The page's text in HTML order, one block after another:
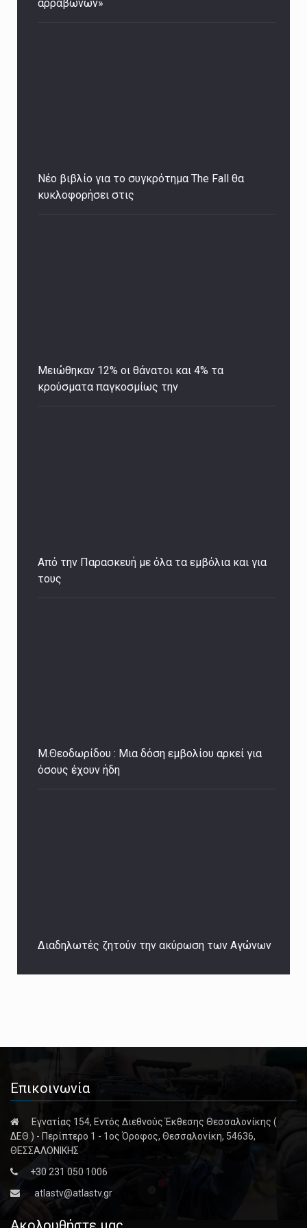
αρραβώνων»
Νέο βιβλίο για το συγκρότημα The Fall θα
κυκλοφορήσει στις
Μειώθηκαν 12% οι θάνατοι και 4% τα
κρούσματα παγκοσμίως την
Από την Παρασκευή με όλα τα εμβόλια και για
τους
Μ.Θεοδωρίδου : Μια δόση εμβολίου αρκεί για
όσους έχουν ήδη
Διαδηλωτές ζητούν την ακύρωση των Αγώνων
Επικοινωνία
Εγνατίας 154, Εντός Διεθνούς Έκθεσης Θεσσαλονίκης (
ΔΕΘ ) - Περίπτερο 1 - 1ος Όροφος, Θεσσαλονίκη, 54636,
ΘΕΣΣΑΛΟΝΙΚΗΣ
+30 231 050 1006
atlastv@atlastv.gr